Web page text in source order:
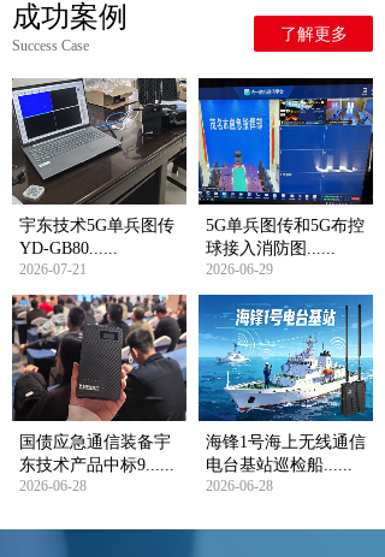
了解更多
Success Case
成功案例
宇东技术5G单兵图传
YD-GB80......
2026-07-21
5G单兵图传和5G布控
球接入消防图......
2026-06-29
国债应急通信装备宇
东技术产品中标9......
2026-06-28
海锋1号海上无线通信
电台基站巡检船......
2026-06-28